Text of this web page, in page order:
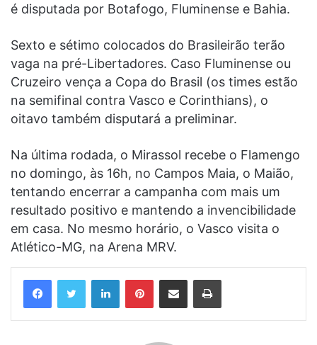
é disputada por Botafogo, Fluminense e Bahia.
Sexto e sétimo colocados do Brasileirão terão
vaga na pré-Libertadores. Caso Fluminense ou
Cruzeiro vença a Copa do Brasil (os times estão
na semifinal contra Vasco e Corinthians), o
oitavo também disputará a preliminar.
Na última rodada, o Mirassol recebe o Flamengo
no domingo, às 16h, no Campos Maia, o Maião,
tentando encerrar a campanha com mais um
resultado positivo e mantendo a invencibilidade
em casa. No mesmo horário, o Vasco visita o
Atlético-MG, na Arena MRV.
LinkedinPinterestCompartilhar via e-mail Imprimir